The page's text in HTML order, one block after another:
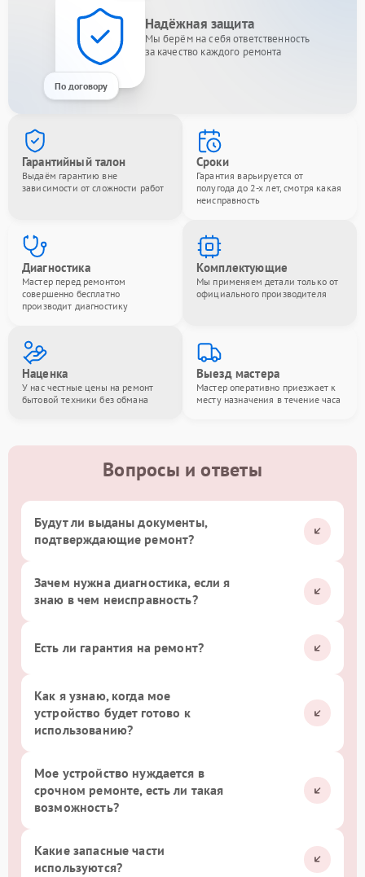
По договору
Надёжная защита
Мы берём на себя ответственность
за качество каждого ремонта
Гарантийный талон
Выдаём гарантию вне
зависимости от сложности работ
Сроки
Гарантия варьируется от
полугода до 2-х лет, смотря какая
неисправность
Диагностика
Мастер перед ремонтом
совершенно бесплатно
производит диагностику
Комплектующие
Мы применяем детали только от
официального производителя
Наценка
У нас честные цены на ремонт
бытовой техники без обмана
Выезд мастера
Мастер оперативно приезжает к
месту назначения в течение часа
Вопросы и ответы
Будут ли выданы документы,
подтверждающие ремонт?
Зачем нужна диагностика, если я
знаю в чем неисправность?
Есть ли гарантия на ремонт?
Как я узнаю, когда мое
устройство будет готово к
использованию?
Мое устройство нуждается в
срочном ремонте, есть ли такая
возможность?
Какие запасные части
используются?